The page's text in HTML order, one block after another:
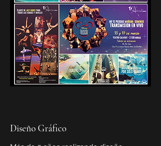
Diseño Gráfico